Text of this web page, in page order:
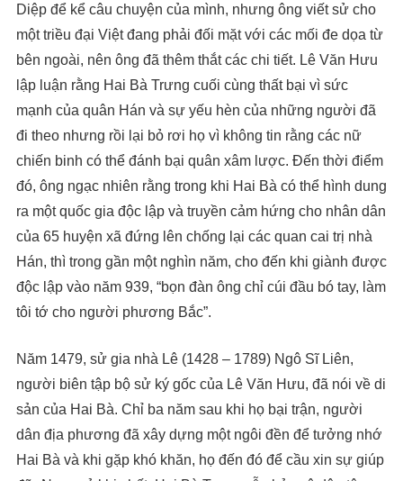
Diệp để kể câu chuyện của mình, nhưng ông viết sử cho
một triều đại Việt đang phải đối mặt với các mối đe dọa từ
bên ngoài, nên ông đã thêm thắt các chi tiết. Lê Văn Hưu
lập luận rằng Hai Bà Trưng cuối cùng thất bại vì sức
mạnh của quân Hán và sự yếu hèn của những người đã
đi theo nhưng rồi lại bỏ rơi họ vì không tin rằng các nữ
chiến binh có thể đánh bại quân xâm lược. Đến thời điểm
đó, ông ngạc nhiên rằng trong khi Hai Bà có thể hình dung
ra một quốc gia độc lập và truyền cảm hứng cho nhân dân
của 65 huyện xã đứng lên chống lại các quan cai trị nhà
Hán, thì trong gần một nghìn năm, cho đến khi giành được
độc lập vào năm 939, “bọn đàn ông chỉ cúi đầu bó tay, làm
tôi tớ cho người phương Bắc”.
Năm 1479, sử gia nhà Lê (1428 – 1789) Ngô Sĩ Liên,
người biên tập bộ sử ký gốc của Lê Văn Hưu, đã nói về di
sản của Hai Bà. Chỉ ba năm sau khi họ bại trận, người
dân địa phương đã xây dựng một ngôi đền để tưởng nhớ
Hai Bà và khi gặp khó khăn, họ đến đó để cầu xin sự giúp